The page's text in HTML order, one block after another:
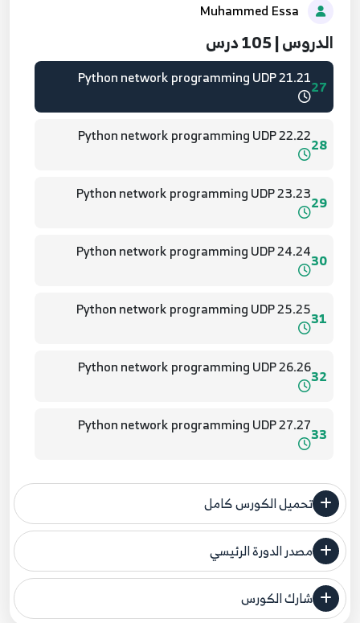
الدروس | 105 درس
20.20 Python network programming UDP
27
21.21 Python network programming UDP
28
22.22 Python network programming UDP
29
23.23 Python network programming UDP
30
24.24 Python network programming UDP
31
25.25 Python network programming UDP
32
26.26 Python network programming UDP
33
27.27 Python network programming UDP
34
28.28 Python network programming UDP
35
36
30.30 Python network programming UDP
تحميل الكورس كامل
مصدر الدورة الرئيسي
فنحن لا ندعي ملكية أي دورة ولهذا نضع المصدر الأصلي لكم
شارك الكورس